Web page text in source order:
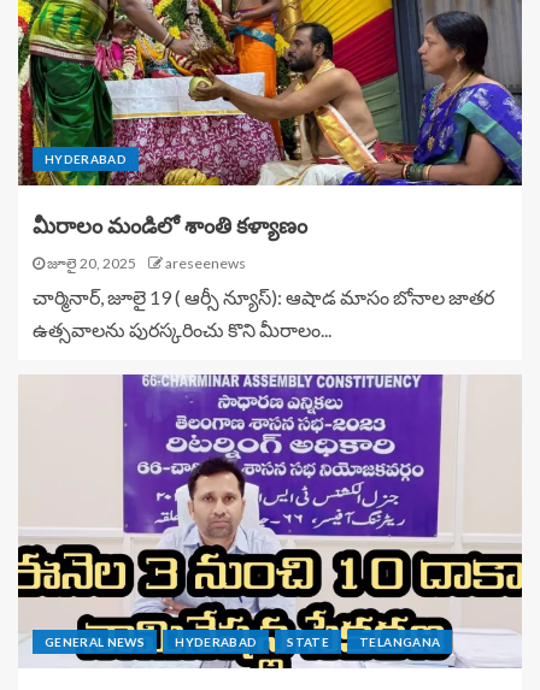
HYDERABAD
మీరాలం మండిలో శాంతి కళ్యాణం
జూలై 20, 2025 areseenews
చార్మినార్, జూలై 19 ( ఆర్సీ న్యూస్): ఆషాడ మాసం బోనాల జాతర
ఉత్సవాలను పురస్కరించు కొని మీరాలం...
GENERAL NEWS HYDERABAD STATE TELANGANA